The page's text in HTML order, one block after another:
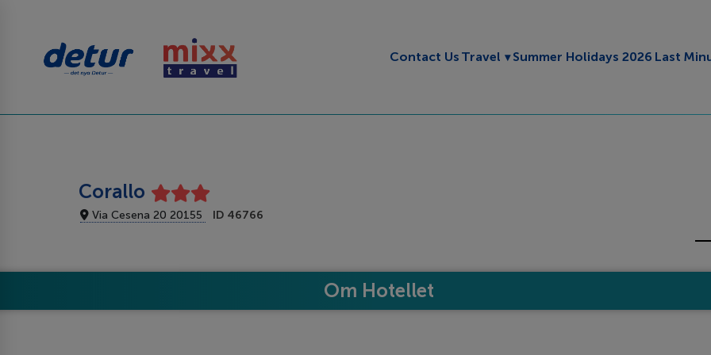
Contact Us Travel Toggle submenu
Summer Holidays 2026 Last
Corallo
Via Cesena 20 20155 ID 46766
Om Hotellet